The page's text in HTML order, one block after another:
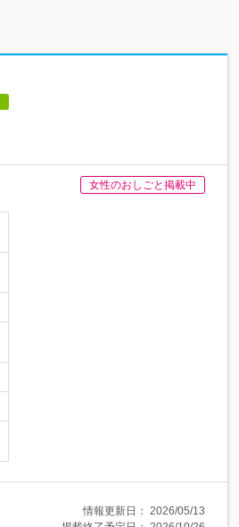
女性のおしごと掲載中
情報更新日： 2026/05/13